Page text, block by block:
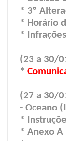
* 3º
* Horário
*
(23 a 30/
*
(27 a 30/
- Oceano
*
* Anexo A